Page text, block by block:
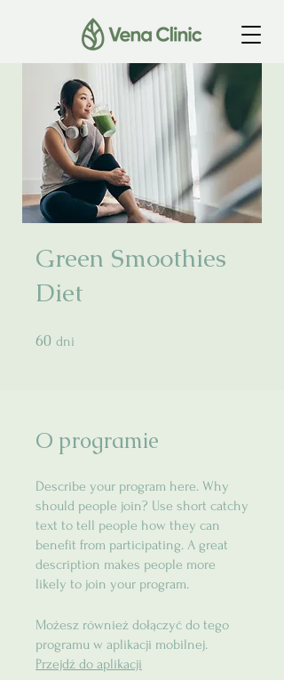
Green Smoothies
Diet
60 dni
O programie
Describe your program here. Why
should people join? Use short catchy
text to tell people how they can
benefit from participating. A great
description makes people more
likely to join your program.
Możesz również dołączyć do tego
programu w aplikacji mobilnej.
Przejdź do aplikacji